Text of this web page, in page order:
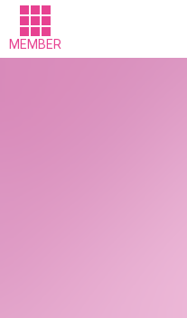
MEMBER